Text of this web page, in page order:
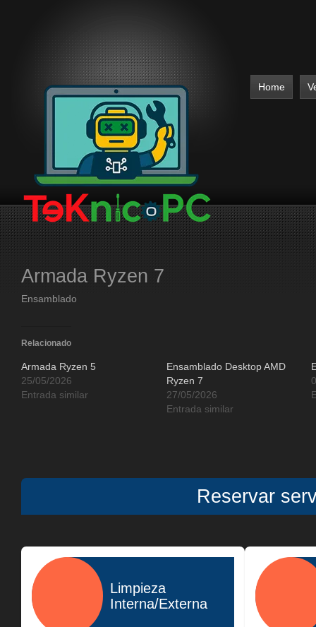
Home
Armada Ryzen 7
Ensamblado
Relacionado
Armada Ryzen 5
25/05/2026
Entrada similar
Ensamblado Desktop AMD
Ryzen 7
27/05/2026
Entrada similar
Reservar
Limpieza
Interna/Externa